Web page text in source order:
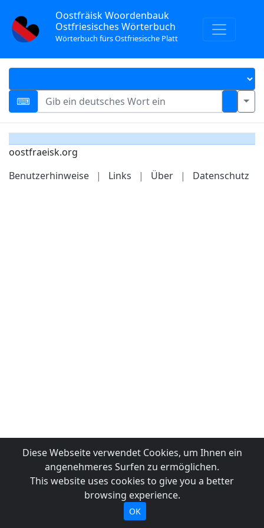
Oostfräisk Woordenbauk
Ostfriesisches Wörterbuch
Wörterbuch fürs Ostfriesische Platt
oostfraeisk.org
Benutzerhinweise
| Links | Über | Datenschutz
Diese Webseite verwendet Cookies, um Ihnen ein
angenehmeres Surfen zu ermöglichen.
This website uses cookies to give you a better
browsing experience.
OK